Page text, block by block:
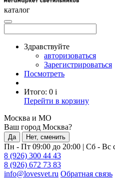
каталог
Здравствуйте
авторизоваться
Зарегистрироваться
Посмотреть
Итого: 0 i
Перейти в корзину
Москва и МО
Ваш город Москва?
Да Нет, сменить
Пн - Пт 09:00 до 20:00 | Сб - Вс
8 (926) 300 44 43
8 (926) 672 73 83
info@lovesvet.ru Обратная связь